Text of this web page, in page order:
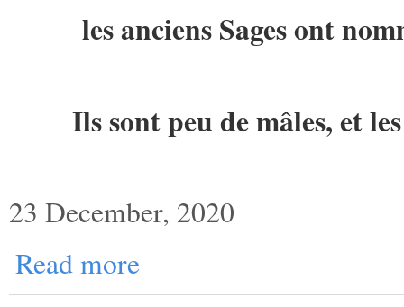
les anciens Sages ont
Ils sont peu de mâles, et
23 December, 2020
Read more